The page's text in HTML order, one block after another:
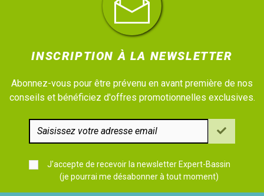
INSCRIPTION À LA NEWSLETTER
Abonnez-vous pour être prévenu en avant première de nos
conseils et bénéficiez d'offres promotionnelles exclusives.
J'accepte de recevoir la newsletter Expert-Bassin
(je pourrai me désabonner à tout moment)